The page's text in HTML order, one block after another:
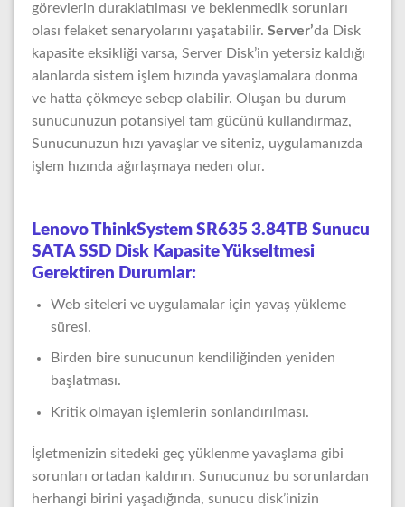
görevlerin duraklatılması ve beklenmedik sorunları
olası felaket senaryolarını yaşatabilir. Server’da Disk
kapasite eksikliği varsa, Server Disk’in yetersiz kaldığı
alanlarda sistem işlem hızında yavaşlamalara donma
ve hatta çökmeye sebep olabilir. Oluşan bu durum
sunucunuzun potansiyel tam gücünü kullandırmaz,
Sunucunuzun hızı yavaşlar ve siteniz, uygulamanızda
işlem hızında ağırlaşmaya neden olur.
Lenovo ThinkSystem SR635 3.84TB Sunucu
SATA SSD Disk Kapasite Yükseltmesi
Gerektiren Durumlar:
Web siteleri ve uygulamalar için yavaş yükleme
süresi.
Birden bire sunucunun kendiliğinden yeniden
başlatması.
Kritik olmayan işlemlerin sonlandırılması.
İşletmenizin sitedeki geç yüklenme yavaşlama gibi
sorunları ortadan kaldırın. Sunucunuz bu sorunlardan
herhangi birini yaşadığında, sunucu disk’inizin